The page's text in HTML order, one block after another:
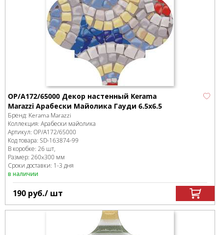
OP/A172/65000 Декор настенный Kerama
Marazzi Арабески Майолика Гауди 6.5x6.5
Бренд: Kerama Marazzi
Коллекция: Арабески майолика
Артикул: OP/A172/65000
Код товара: SD-163874-99
В коробке: 26 шт,
Размер: 260x300 мм
Сроки доставки: 1-3 дня
в наличии
190 руб./ шт